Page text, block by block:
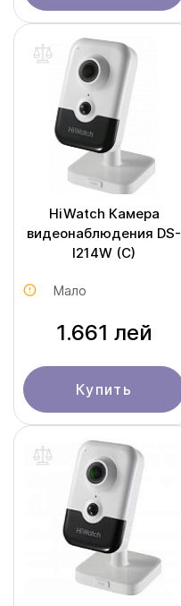
HiWatch Камера
видеонаблюдения DS-
I214W (C)
Мало
1.661 лей
Купить